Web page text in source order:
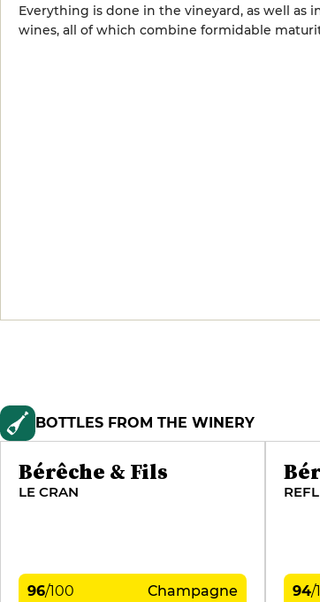
Everything is done in the vineyard, as well
wines, all of which combine formidable
BOTTLES FROM THE WINERY
Bérêche & Fils
LE CRAN
96/100 Champagne 94/